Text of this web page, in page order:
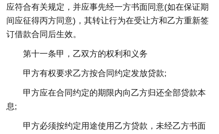
应符合有关规定，并应事先经一方书面同意(如在保证期
间应征得丙方同意)，其转让行为在受让方和乙方重新签
订借款合同后生效。
第十一条甲，乙双方的权利和义务
甲方有权要求乙方按合同约定发放贷款;
甲方应在合同约定的期限内向乙方归还全部贷款本
息;
甲方必须按约定用途使用乙方贷款，未经乙方书面